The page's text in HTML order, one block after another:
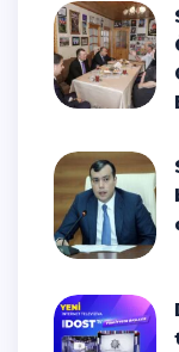
Sahil